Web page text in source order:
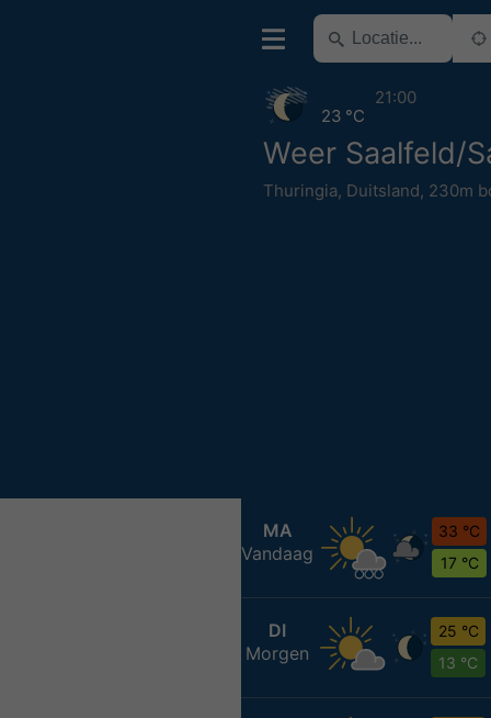
Weer Saalfeld/
Thuringia, Duitsland, 230m
23 °C
21:00
MA
Vandaag
33 °C
17 °C
DI
Morgen
25 °C
13 °C